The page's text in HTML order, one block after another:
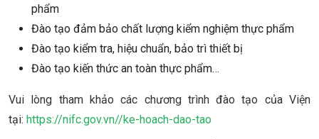
phẩm
Đào tạo đảm bảo chất lượng kiểm nghiệm thực phẩm
Đào tạo kiểm tra, hiệu chuẩn, bảo trì thiết bị
Đào tạo kiến thức an toàn thực phẩm…
Vui lòng tham khảo các chương trình đào tạo của Viện
tại: https://nifc.gov.vn//ke-hoach-dao-tao